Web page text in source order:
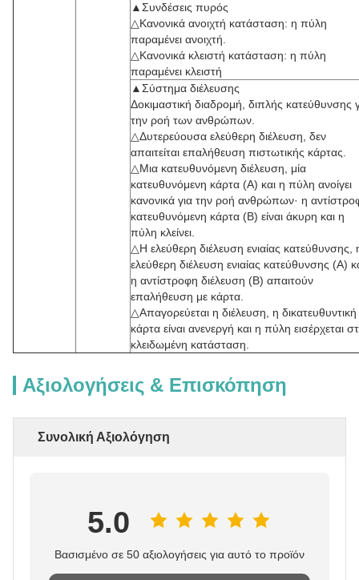
▲Συνδέσεις πυρός
△Κανονικά ανοιχτή κατάσταση: η πύλη
παραμένει ανοιχτή.
△Κανονικά κλειστή κατάσταση: η πύλη
παραμένει κλειστή
▲Σύστημα διέλευσης
Δοκιμαστική διαδρομή, διπλής κατεύθυνσης
την ροή των ανθρώπων.
△Δυτερεύουσα ελεύθερη διέλευση, δεν
απαιτείται επαλήθευση πιστωτικής κάρτας.
△Μια κατευθυνόμενη διέλευση, μία
κατευθυνόμενη κάρτα (Α) και η πύλη ανοίγει
κανονικά για την ροή ανθρώπων· η
κατευθυνόμενη κάρτα (Β) είναι άκυρη και η
πύλη κλείνει.
△Η ελεύθερη διέλευση ενιαίας κατεύθυνσης,
ελεύθερη διέλευση ενιαίας κατεύθυνσης (A)
η αντίστροφη διέλευση (B) απαιτούν
επαλήθευση με κάρτα.
△Απαγορεύεται η διέλευση, η δικατευθυντική
κάρτα είναι ανενεργή και η πύλη εισέρχεται
κλειδωμένη κατάσταση.
Αξιολογήσεις & Επισκόπηση
Συνολική Αξιολόγηση
5.0
Βασισμένο σε 50 αξιολογήσεις για αυτό το προϊόν